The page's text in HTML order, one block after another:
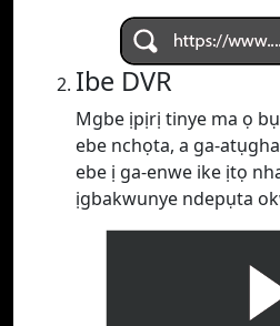
Ibe DVR
Mgbe ịpịrị tinye ma ọ
ebe nchọta, a ga-
ebe ị ga-enwe ike ịtọ
ịgbakwunye ndepụta